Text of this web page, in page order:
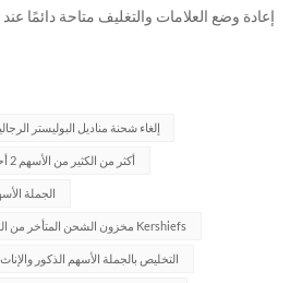
إلغاء شحنة مناديل البوليستر
أكثر من الكثير من الأسهم 2 أحجام البوليستر فاسيون الملحقات
الجملة
مخزون الشحن المتأخر من الذكور والإناث من البوليستر الأسود Kershiefs
التخليص بالجملة الأسهم الذكور